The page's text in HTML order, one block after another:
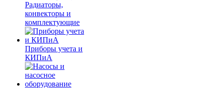
Радиаторы,
конвекторы и
комплектующие
Приборы учета и
КИПиА